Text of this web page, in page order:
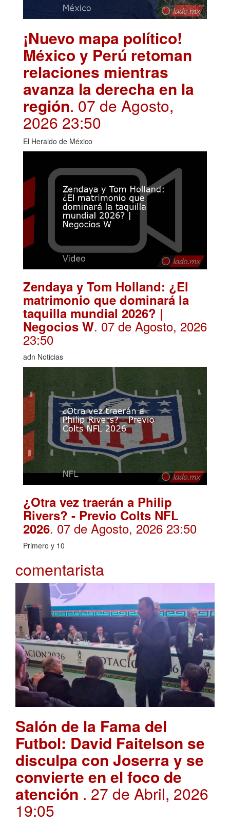
¡Nuevo mapa político!
México y Perú retoman
relaciones mientras
avanza la derecha en la
región. 07 de Agosto,
2026 23:50
El Heraldo de México
Zendaya y Tom Holland: ¿El
matrimonio que dominará la
taquilla mundial 2026? |
Negocios W. 07 de Agosto, 2026
23:50
adn Noticias
¿Otra vez traerán a Philip
Rivers? - Previo Colts NFL
2026. 07 de Agosto, 2026 23:50
Primero y 10
comentarista
Salón de la Fama del
Futbol: David Faitelson se
disculpa con Joserra y se
convierte en el foco de
atención . 27 de Abril, 2026
19:05